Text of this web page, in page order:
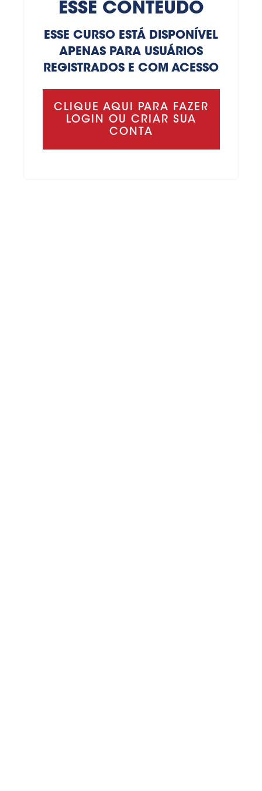
ESSE CONTEÚDO
ESSE CURSO ESTÁ DISPONÍVEL
APENAS PARA USUÁRIOS
REGISTRADOS E COM ACESSO
CLIQUE AQUI PARA FAZER
LOGIN OU CRIAR SUA
CONTA